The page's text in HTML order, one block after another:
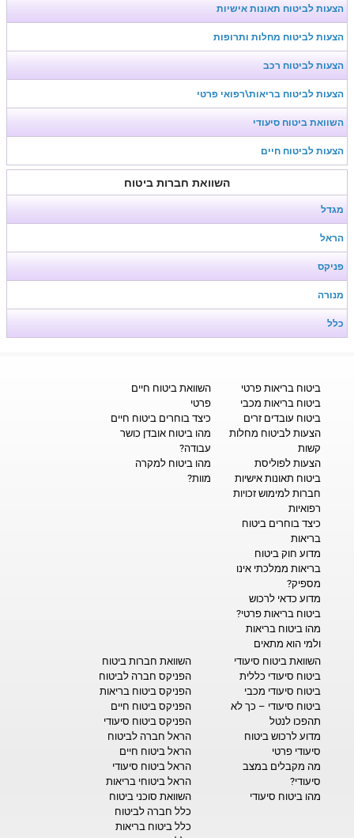
הצעות לביטוח תאונות אישיות
הצעות לביטוח מחלות ותרופות
הצעות לביטוח רכב
הצעות לביטוח בריאות\רפואי פרטי
השוואת ביטוח סיעודי
הצעות לביטוח חיים
השוואת חברות ביטוח
מגדל
הראל
פניקס
מנורה
כלל
ביטוח בריאות פרטי
ביטוח בריאות מכבי
ביטוח עובדים זרים
הצעות לביטוח מחלות
קשות
הצעות לפוליסת
ביטוח תאונות אישיות
חברות למימוש זכויות
רפואיות
כיצד בוחרים ביטוח
בריאות
מדוע חוק ביטוח
בריאות ממלכתי אינו
מספיק?
מדוע כדאי לרכוש
ביטוח בריאות פרטי?
מהו ביטוח בריאות
ולמי הוא מתאים
השוואת ביטוח חיים
פרטי
כיצד בוחרים ביטוח חיים
מהו ביטוח אובדן כושר
עבודה?
מהו ביטוח למקרה
מוות?
השוואת ביטוח סיעודי
ביטוח סיעודי כללית
ביטוח סיעודי מכבי
ביטוח סיעודי – כך לא
תהפכו לנטל
מדוע לרכוש ביטוח
סיעודי פרטי
מה מקבלים במצב
סיעודי?
מהו ביטוח סיעודי
השוואת חברות ביטוח
הפניקס חברה לביטוח
הפניקס ביטוח בריאות
הפניקס ביטוח חיים
הפניקס ביטוח סיעודי
הראל חברה לביטוח
הראל ביטוח חיים
הראל ביטוח סיעודי
הראל ביטוחי בריאות
השוואת סוכני ביטוח
כלל חברה לביטוח
כלל ביטוח בריאות